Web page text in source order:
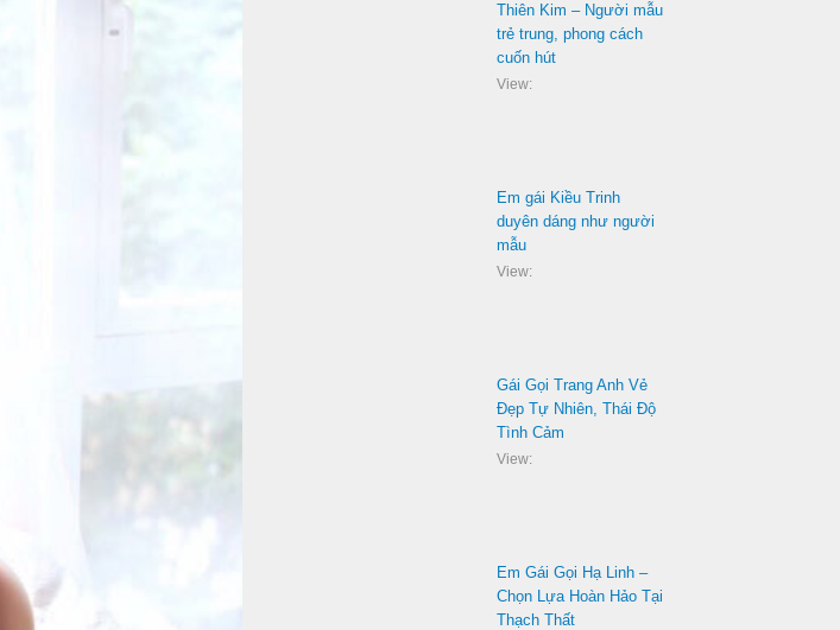
Thiên Kim – Người mẫu
trẻ trung, phong cách
cuốn hút
View:
Em gái Kiều Trinh
duyên dáng như người
mẫu
View:
Gái Gọi Trang Anh Vẻ
Đẹp Tự Nhiên, Thái Độ
Tình Cảm
View:
Em Gái Gọi Hạ Linh –
Chọn Lựa Hoàn Hảo Tại
Thạch Thất